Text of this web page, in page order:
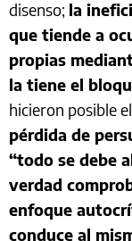
disenso; la
que tiende a
propias
la tiene el
hicieron posible el
pérdida de
“todo se debe
verdad
enfoque
conduce al